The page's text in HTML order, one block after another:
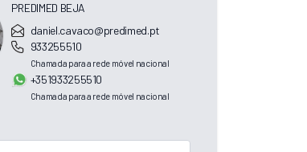
PREDIMED BEJA
daniel.cavaco@predimed.pt
933255510
Chamada para a rede móvel nacional
+351933255510
Chamada para a rede móvel nacional